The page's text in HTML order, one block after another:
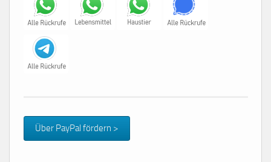
Über PayPal fördern >